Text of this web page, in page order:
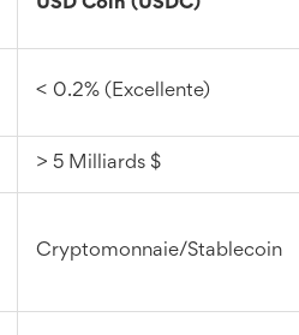
USD Coin (USDC)
< 0.2% (Excellente)
> 5 Milliards $
Cryptomonnaie/Stablecoin